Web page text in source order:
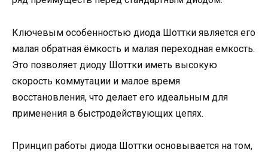
Ключевым особенностью диода Шоттки является его
малая обратная ёмкость и малая переходная емкость.
Это позволяет диоду Шоттки иметь высокую
скорость коммутации и малое время
восстановления, что делает его идеальным для
применения в быстродействующих цепях.
Принцип работы диода Шоттки основывается на том,